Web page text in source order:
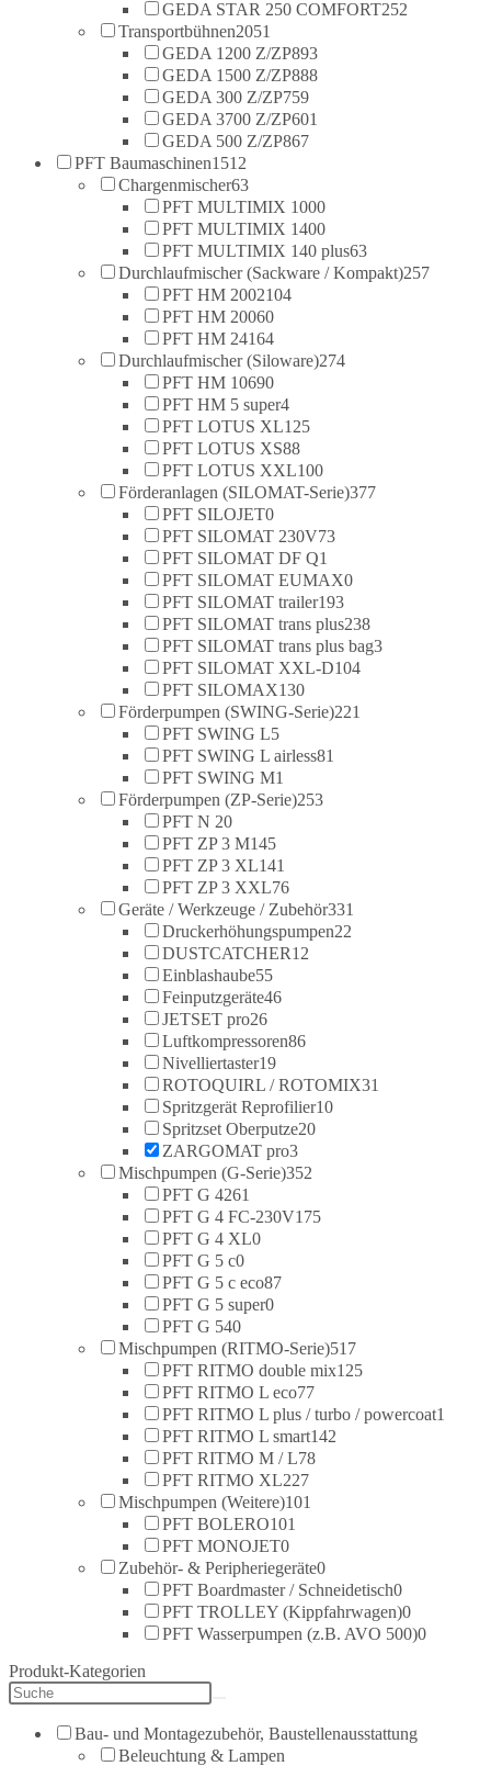
GEDA STAR 250 COMFORT252
Transportbühnen2051
GEDA 1200 Z/ZP893
GEDA 1500 Z/ZP888
GEDA 300 Z/ZP759
GEDA 3700 Z/ZP601
GEDA 500 Z/ZP867
PFT Baumaschinen1512
Chargenmischer63
PFT MULTIMIX 1000
PFT MULTIMIX 1400
PFT MULTIMIX 140 plus63
Durchlaufmischer (Sackware / Kompakt)257
PFT HM 2002104
PFT HM 20060
PFT HM 24164
Durchlaufmischer (Siloware)274
PFT HM 10690
PFT HM 5 super4
PFT LOTUS XL125
PFT LOTUS XS88
PFT LOTUS XXL100
Förderanlagen (SILOMAT-Serie)377
PFT SILOJET0
PFT SILOMAT 230V73
PFT SILOMAT DF Q1
PFT SILOMAT EUMAX0
PFT SILOMAT trailer193
PFT SILOMAT trans plus238
PFT SILOMAT trans plus bag3
PFT SILOMAT XXL-D104
PFT SILOMAX130
Förderpumpen (SWING-Serie)221
PFT SWING L5
PFT SWING L airless81
PFT SWING M1
Förderpumpen (ZP-Serie)253
PFT N 20
PFT ZP 3 M145
PFT ZP 3 XL141
PFT ZP 3 XXL76
Geräte / Werkzeuge / Zubehör331
Druckerhöhungspumpen22
DUSTCATCHER12
Einblashaube55
Feinputzgeräte46
JETSET pro26
Luftkompressoren86
Nivelliertaster19
ROTOQUIRL / ROTOMIX31
Spritzgerät Reprofilier10
Spritzset Oberputze20
ZARGOMAT pro3
Mischpumpen (G-Serie)352
PFT G 4261
PFT G 4 FC-230V175
PFT G 4 XL0
PFT G 5 c0
PFT G 5 c eco87
PFT G 5 super0
PFT G 540
Mischpumpen (RITMO-Serie)517
PFT RITMO double mix125
PFT RITMO L eco77
PFT RITMO L plus / turbo / powercoat1
PFT RITMO L smart142
PFT RITMO M / L78
PFT RITMO XL227
Mischpumpen (Weitere)101
PFT BOLERO101
PFT MONOJET0
Zubehör- & Peripheriegeräte0
PFT Boardmaster / Schneidetisch0
PFT TROLLEY (Kippfahrwagen)0
PFT Wasserpumpen (z.B. AVO 500)0
Produkt-Kategorien
Bau- und Montagezubehör, Baustellenausstattung
Beleuchtung & Lampen